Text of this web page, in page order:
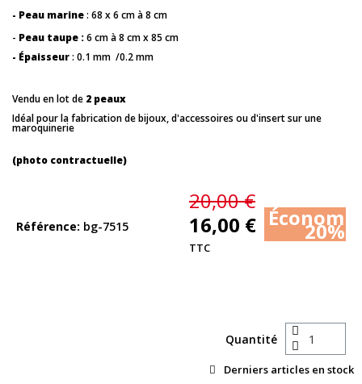
- Peau marine: 68 x 6 cm à 8 cm
- Peau taupe :6 cm à 8 cm x 85 cm
- Épaisseur: 0.1 mm /0.2 mm
Vendu en lot de 2 peaux
Idéal pour la fabrication de bijoux, d'accessoires ou d'insert sur une
maroquinerie
(photo contractuelle)
Référence bg-7515
20,00 €
16,00 €
20%
TTC
Quantité
Derniers articles en stock